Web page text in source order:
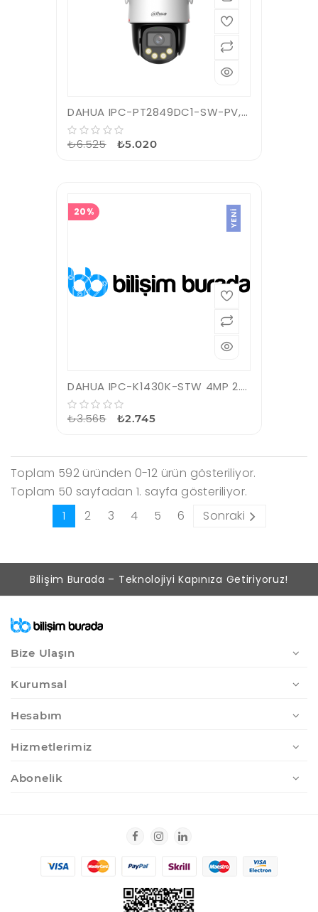
DAHUA IPC-PT2849DC1-SW-PV, 8Mpix, 3,6 Lens, WizColor, 30Mt Gece Görüşü, Dahili Mikrofon, Dahili Hoparlör, IP66, Wifi, Pan-Tilt IP Kamera
₺6.525 ₺5.020
20% YENI
DAHUA IPC-K1430K-STW 4MP 2.8MM SESLİ WİFİ POE/ONVIF CUBE KAMERA
₺3.565 ₺2.745
Toplam 592 üründen 0-12 ürün gösteriliyor.
Toplam 50 sayfadan 1. sayfa gösteriliyor.
1
2 3 4 5 6 Sonraki
Bilişim Burada – Teknolojiyi Kapınıza Getiriyoruz!
Bize Ulaşın
Kurumsal
Hesabım
Hizmetlerimiz
Abonelik